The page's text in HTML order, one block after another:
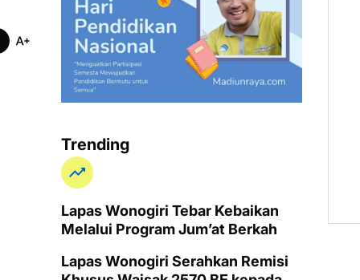
Trending
Lapas Wonogiri Tebar Kebaikan
Melalui Program Jum’at Berkah
Lapas Wonogiri Serahkan Remisi